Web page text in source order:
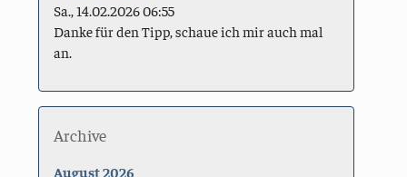
Sa., 14.02.2026 06:55
Danke für den Tipp, schaue ich mir auch mal
an.
Archive
August 2026